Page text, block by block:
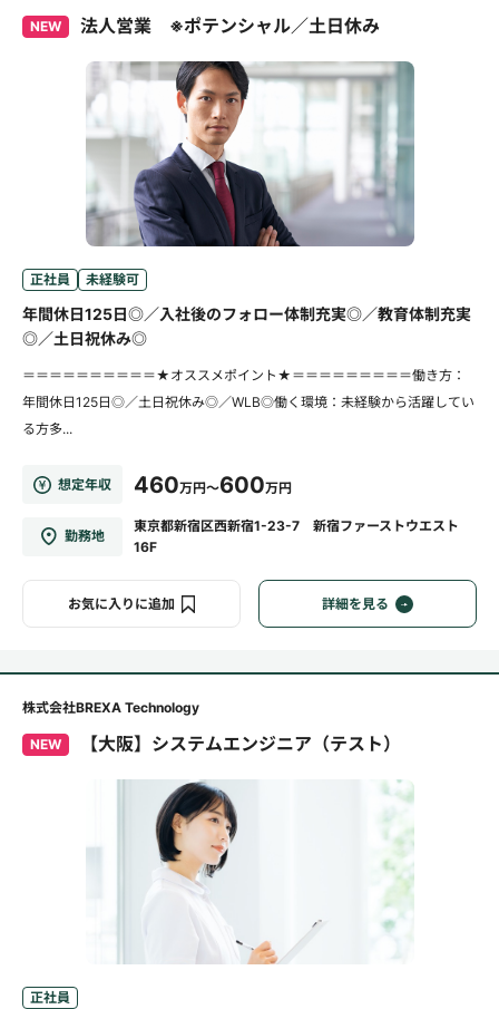
NEW 法人営業 ※ポテンシャル／土日休み
正社員 未経験可
年間休日125日◎／入社後のフォロー体制充実◎／教育体制充実
◎／土日祝休み◎
＝＝＝＝＝＝＝＝＝＝★オススメポイント★＝＝＝＝＝＝＝＝＝働き方：
年間休日125日◎／土日祝休み◎／WLB◎働く環境：未経験から活躍してい
る方多...
想定年収 460万円～600万円
勤務地
東京都新宿区西新宿1-23-7 新宿ファーストウエスト
16F
お気に入りに追加 詳細を見る
株式会社BREXA Technology
NEW 【大阪】システムエンジニア（テスト）
正社員